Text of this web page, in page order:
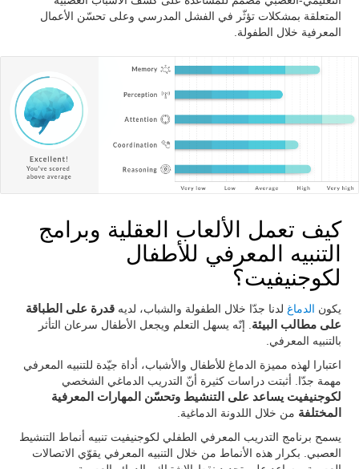
المتعلقة بمشكلات تؤثّر في الفشل المدرسي وعلى تحسّن الأعمال
المعرفية خلال الطفولة.
كيف تعمل الألعاب العقلية وبرامج
التنبيه المعرفي للأطفال
لكوجنيفيت؟
يكون الدماغ لدنا جدّا خلال الطفولة والشباب، لديهقدرة على الطباقة
على مطالب البيئة . إنّه يسهل التعلم ويجعل الأطفال سرعان التأثر
بالتنبيه المعرفي.
اعتبارا لهذه مميزة الدماغ للأطفال والأشباب، أداة جيّدة للتنبيه المعرفي
مهمة جدّا. أثبتت دراسات كثيرة أنّ التدريب الدماغي الشخصي
لكوجنيفيت يساعد على التنشيط وتحسّن المهارات المعرفية
المختلفة من خلال اللدونة الدماغية.
يسمح برنامج التدريب المعرفي الطفلي لكوجنيفيت تنبيه أنماط التنشيط
العصبي. بكرار هذه الأنماط من خلال التنبيه المعرفي يقوّي الاتصالات